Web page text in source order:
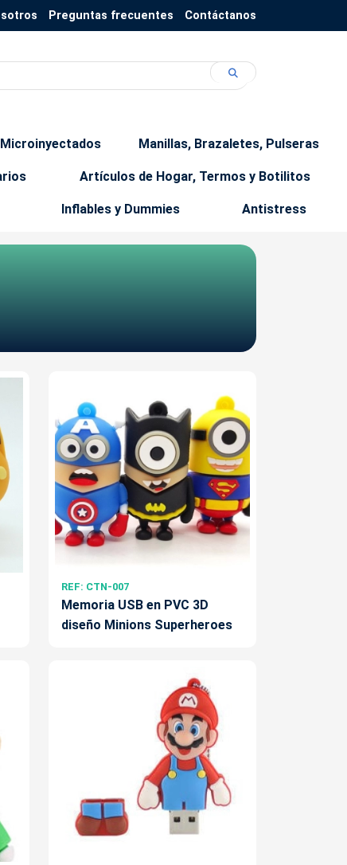
Preguntas frecuentes Contáctanos
Manillas, Brazaletes, Pulseras
Artículos de Hogar, Termos y Botilitos
Inflables y Dummies Antistress
REF: CTN-007
Memoria USB en PVC 3D
diseño Minions Superheroes